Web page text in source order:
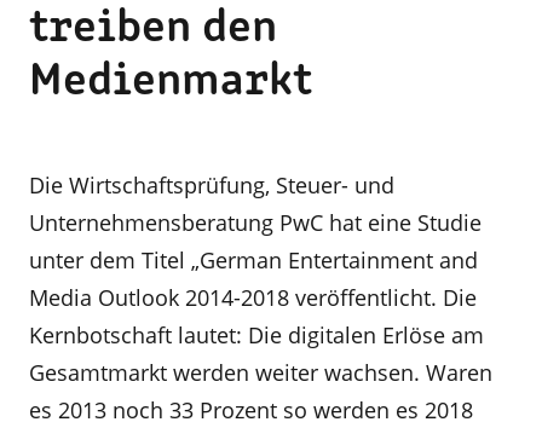
treiben den
Medienmarkt
Die Wirtschaftsprüfung, Steuer- und
Unternehmensberatung PwC hat eine Studie
unter dem Titel „German Entertainment and
Media Outlook 2014-2018 veröffentlicht. Die
Kernbotschaft lautet: Die digitalen Erlöse am
Gesamtmarkt werden weiter wachsen. Waren
es 2013 noch 33 Prozent so werden es 2018